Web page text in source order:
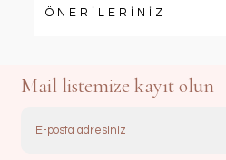
ÖNERİLERİNİZ
Mail listemize kayıt olun